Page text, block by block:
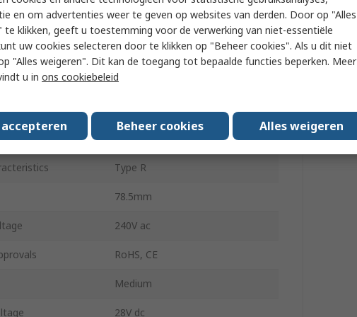
Snap-in
26.1 x 34 mm
Screw
Thermal
Type Rocker
Type R
78.5mm
240V ac
RoHS, CE
Medium
28V dc
en om advertenties weer te geven op websites van derden. Door op "Alles
te klikken, geeft u toestemming voor de verwerking van niet-essentiële
uw cookies selecteren door te klikken op "Beheer cookies". Als u dit niet
"Alles weigeren". Dit kan de toegang tot bepaalde functies beperken. Meer
u in ons cookiebeleid
Beheer cookies Alles weigeren